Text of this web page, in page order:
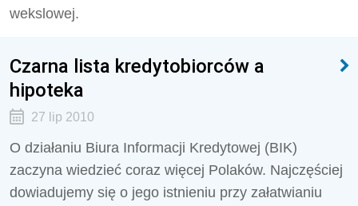
wekslowej.
Czarna lista kredytobiorców a
hipoteka
27 lip 2010
O działaniu Biura Informacji Kredytowej (BIK)
zaczyna wiedzieć coraz więcej Polaków. Najczęściej
dowiadujemy się o jego istnieniu przy załatwianiu